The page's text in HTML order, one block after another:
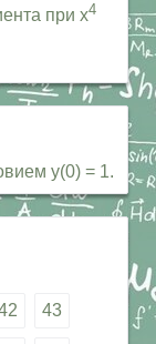
при x4
y(0) = 1.
43